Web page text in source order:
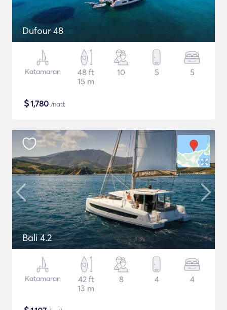
Dufour 48
Katamaran
48 ft
15 m
10 5 5
$1,780 /natt
Bali 4.2
Katamaran
42 ft
13 m
8 4 4